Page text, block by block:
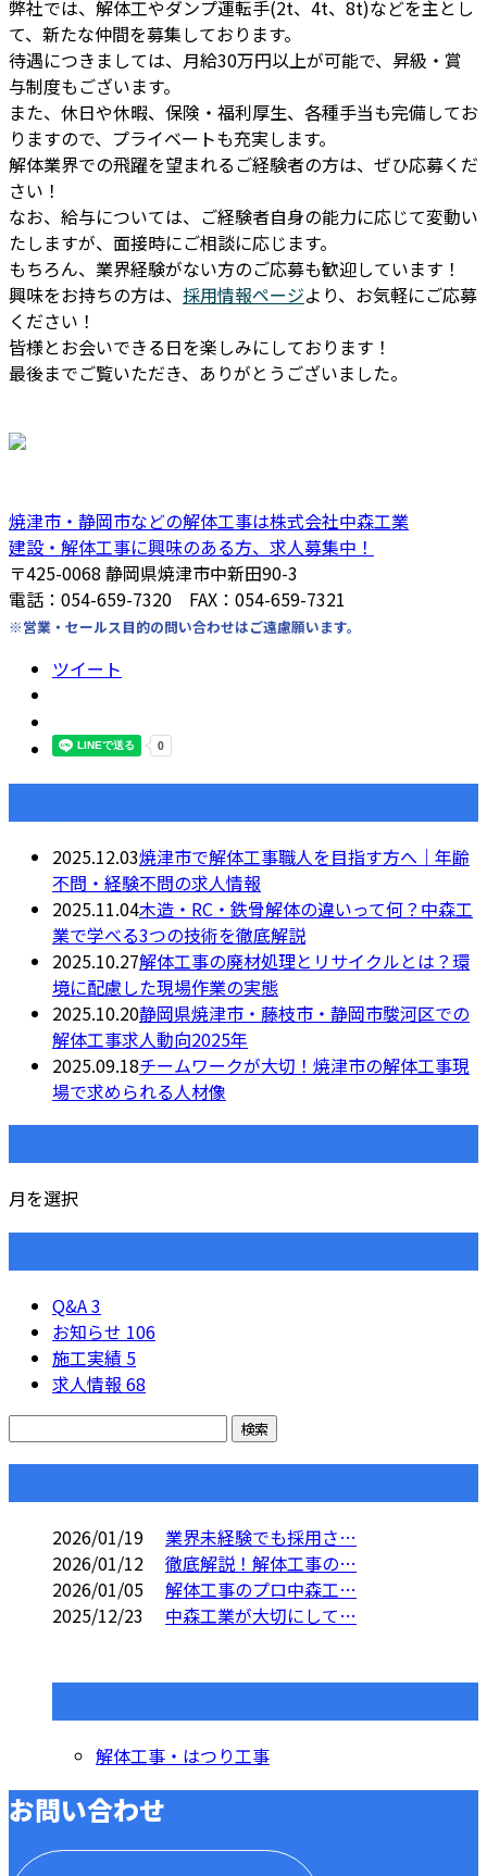
弊社では、解体工やダンプ運転手(2t、4t、8t)などを主とし
て、新たな仲間を募集しております。
待遇につきましては、月給30万円以上が可能で、昇級・賞
与制度もございます。
また、休日や休暇、保険・福利厚生、各種手当も完備してお
りますので、プライベートも充実します。
解体業界での飛躍を望まれるご経験者の方は、ぜひ応募くだ
さい！
なお、給与については、ご経験者自身の能力に応じて変動い
たしますが、面接時にご相談に応じます。
もちろん、業界経験がない方のご応募も歓迎しています！
興味をお持ちの方は、 採用情報ページより、お気軽にご応募
ください！
皆様とお会いできる日を楽しみにしております！
最後までご覧いただき、ありがとうございました。
焼津市・静岡市などの解体工事は株式会社中森工業
建設・解体工事に興味のある方、求人募集中！
〒425-0068 静岡県焼津市中新田90-3
電話：054-659-7320 FAX：054-659-7321
※営業・セールス目的の問い合わせはご遠慮願います。
ツイート
2025.12.03焼津市で解体工事職人を目指す方へ｜年齢
不問・経験不問の求人情報
2025.11.04木造・RC・鉄骨解体の違いって何？中森工
業で学べる3つの技術を徹底解説
2025.10.27解体工事の廃材処理とリサイクルとは？環
境に配慮した現場作業の実態
2025.10.20静岡県焼津市・藤枝市・静岡市駿河区での
解体工事求人動向2025年
2025.09.18チームワークが大切！焼津市の解体工事現
場で求められる人材像
月を選択
Q&A3
お知らせ 106
施工実績 5
求人情報 68
2026/01/19
業界未経験でも採用さ…
2026/01/12
徹底解説！解体工事の…
2026/01/05
解体工事のプロ中森工…
2025/12/23
中森工業が大切にして…
解体工事・はつり工事
お問い合わせ